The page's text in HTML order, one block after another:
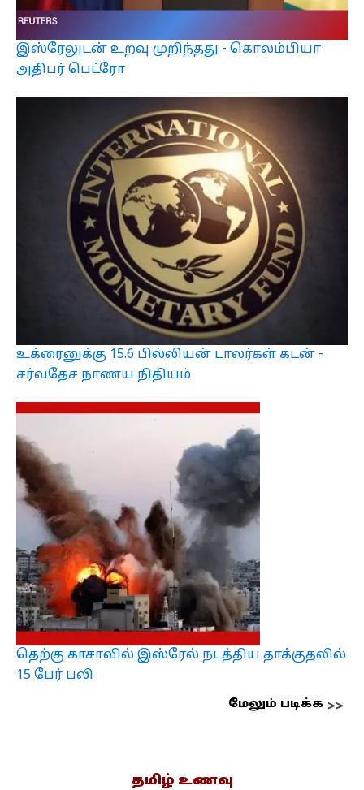
இஸ்ரேலுடன் உறவு முறிந்தது - கொலம்பியா
அதிபர் பெட்ரோ
உக்ரைனுக்கு 15.6 பில்லியன் டாலர்கள் கடன் -
சர்வதேச நாணய நிதியம்
தெற்கு காசாவில் இஸ்ரேல் நடத்திய தாக்குதலில்
15 பேர் பலி
மேலும் படிக்க
தமிழ் உணவு